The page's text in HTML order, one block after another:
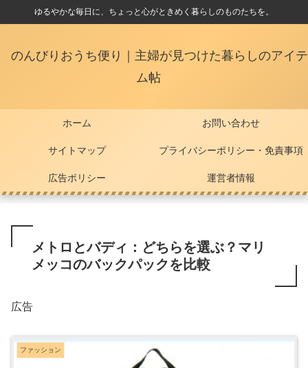
ゆるやかな毎日に、ちょっと心がときめく暮らしのものたちを。
のんびりおうち便り｜主婦が見つけた暮らしのアイテ
ム帖
ホーム お問い合わせ
サイトマップ プライバシーポリシー・免責事項
広告ポリシー 運営者情報
メトロとバディ：どちらを選ぶ？マリ
メッコのバックパックを比較
広告
ファッション